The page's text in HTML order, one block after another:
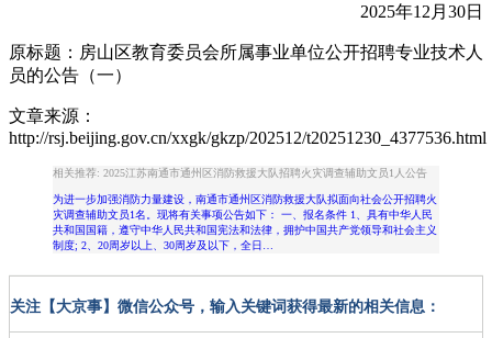
2025年12月30日
原标题：房山区教育委员会所属事业单位公开招聘专业技术人
员的公告（一）
文章来源：
http://rsj.beijing.gov.cn/xxgk/gkzp/202512/t20251230_4377536.html
相关推荐: 2025江苏南通市通州区消防救援大队招聘火灾调查辅助文员1人公告
为进一步加强消防力量建设，南通市通州区消防救援大队拟面向社会公开招聘火
灾调查辅助文员1名。现将有关事项公告如下： 一、报名条件 1、具有中华人民
共和国国籍，遵守中华人民共和国宪法和法律，拥护中国共产党领导和社会主义
制度; 2、20周岁以上、30周岁及以下，全日…
关注【大京事】微信公众号，输入关键词获得最新的相关信息：